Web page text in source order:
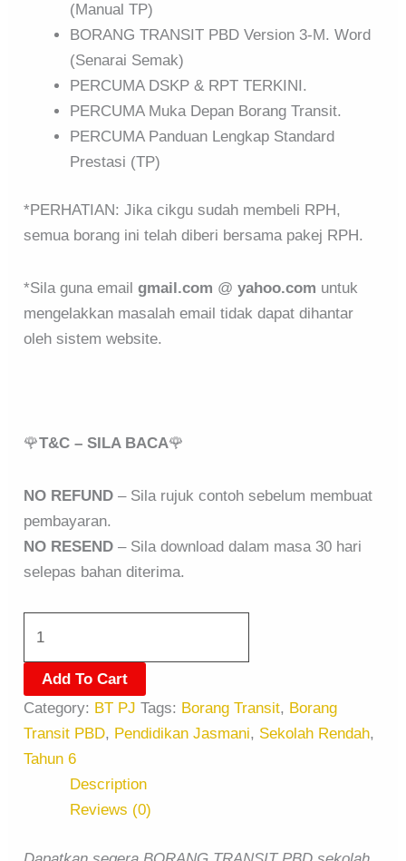
(Manual TP)
BORANG TRANSIT PBD Version 3-M. Word
(Senarai Semak)
PERCUMA DSKP & RPT TERKINI.
PERCUMA Muka Depan Borang Transit.
PERCUMA Panduan Lengkap Standard
Prestasi (TP)
*PERHATIAN: Jika cikgu sudah membeli RPH,
semua borang ini telah diberi bersama pakej RPH.
*Sila guna emailgmail.com @yahoo.com untuk
mengelakkan masalah email tidak dapat dihantar
oleh sistem website.
🌹T&C – SILA BACA🌹
NO REFUND – Sila rujuk contoh sebelum membuat
pembayaran.
NO RESEND – Sila download dalam masa 30 hari
selepas bahan diterima.
Add To Cart
Category: BT PJ Tags: Borang Transit, Borang
Transit PBD, Pendidikan Jasmani, Sekolah Rendah,
Tahun 6
Description
Reviews (0)